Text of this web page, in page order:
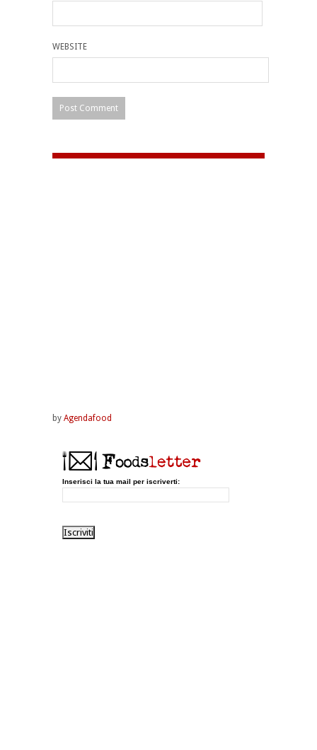
WEBSITE
by Agendafood
Inserisci la tua mail per iscriverti: